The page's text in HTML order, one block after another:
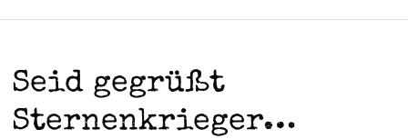
Seid gegrüßt
Sternenkrieger…